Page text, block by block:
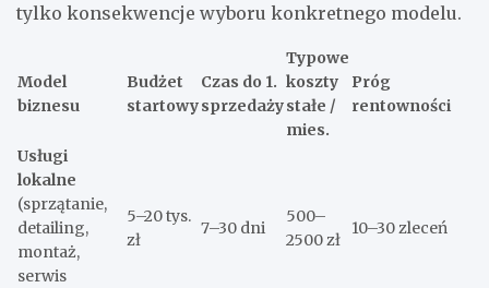
tylko konsekwencje wyboru konkretnego modelu.
Model
biznesu
Budżet
startowy
Czas do 1.
sprzedaży
Typowe
koszty
stałe /
mies.
Próg
rentowności
Usługi
lokalne
(sprzątanie,
detailing,
montaż,
serwis
5–20 tys.
zł
7–30 dni
500–
2500 zł
10–30 zleceń